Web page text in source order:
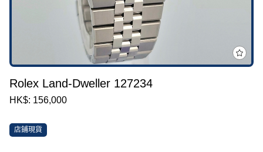
Rolex Land-Dweller 127234
HK$: 156,000
店鋪現貨